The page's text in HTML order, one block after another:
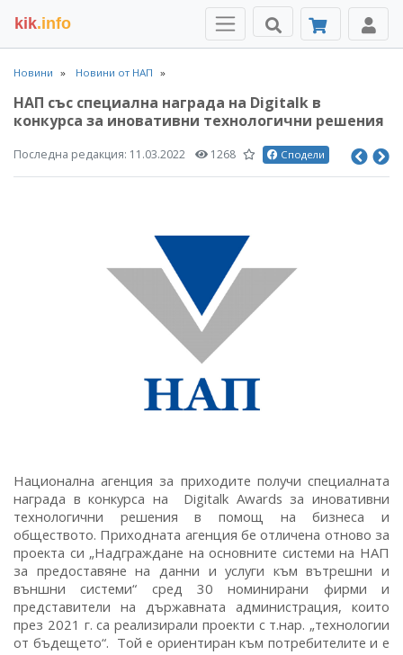
kik.info
Новини Новини от НАП
НАП със специална награда на Digitalk в
конкурса за иновативни технологични решения
Последна редакция: 11.03.2022 1268 Сподели
Национална агенция за приходите получи специалната
награда в конкурса на Digitalk Awards за иновативни
технологични решения в помощ на бизнеса и
обществото. Приходната агенция бе отличена отново за
проекта си „Надграждане на основните системи на НАП
за предоставяне на данни и услуги към вътрешни и
външни системи“ сред 30 номинирани фирми и
представители на държавната администрация, които
през 2021 г. са реализирали проекти с т.нар. „технологии
от бъдещето“. Той е ориентиран към потребителите и е